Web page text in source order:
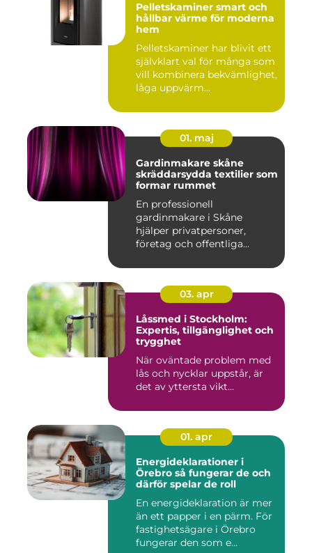
Pelletskaminer smart och
hållbar värme för moderna
hem
Pelletskaminer har blivit ett
självklart val för många som
vill kombinera bekvämlighet,
låga uppvärm...
01. maj
Gardinmakare skåne
skräddarsydda textilier som
formar rummet
En professionell
gardinmakare i Skåne
hjälper privatpersoner,
företag och offentliga
03. apr
Låssmed i Stockholm:
Expertis, tillgänglighet och
trygghet
När oväntade problem med
lås och nycklar uppstår, är
det av yttersta vikt...
01. apr
Energideklarationer i
Örebro så fungerar de och
därför spelar de roll
En energideklaration är mer
än ett papper i en pärm. För
fastighetsägare i Örebro
fungerar den som e...